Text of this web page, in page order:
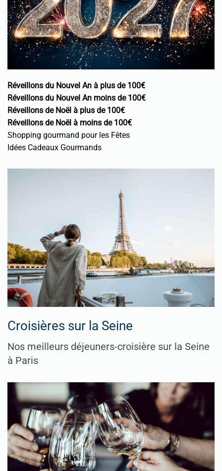
Réveillons du Nouvel An à plus de 100€
Réveillons du Nouvel An moins de 100€
Réveillons de Noël à plus de 100€
Réveillons de Noël à moins de 100€
Shopping gourmand pour les Fêtes
Idées Cadeaux Gourmands
Croisières sur la Seine
Nos meilleurs déjeuners-croisière sur la Seine
à Paris